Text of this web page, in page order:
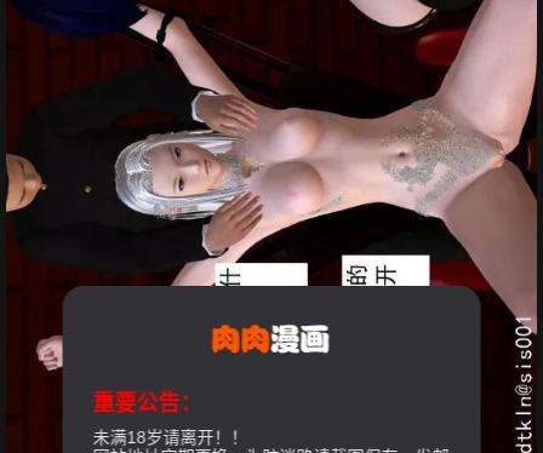
重要公告：
未满18岁请离开！！